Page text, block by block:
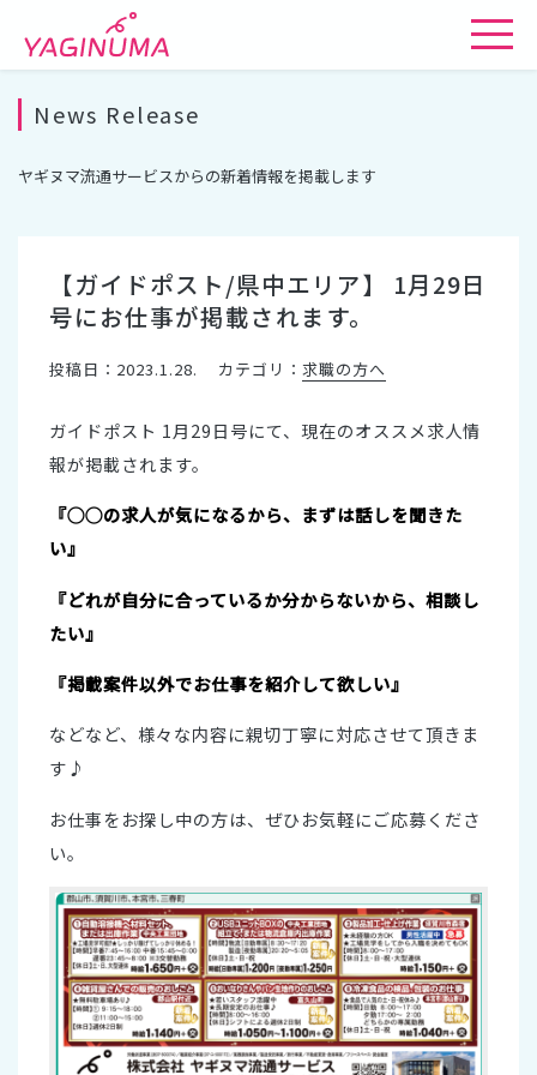
News Release
ヤギヌマ流通サービスからの新着情報を掲載します
【ガイドポスト/県中エリア】 1月29日
号にお仕事が掲載されます。
投稿日：2023.1.28. カテゴリ： 求職の方へ
ガイドポスト 1月29日号にて、現在のオススメ求人情
報が掲載されます。
『◯◯の求人が気になるから、まずは話しを聞きた
い』
『どれが自分に合っているか分からないから、相談し
たい』
『掲載案件以外でお仕事を紹介して欲しい』
などなど、様々な内容に親切丁寧に対応させて頂きま
す♪
お仕事をお探し中の方は、ぜひお気軽にご応募くださ
い。